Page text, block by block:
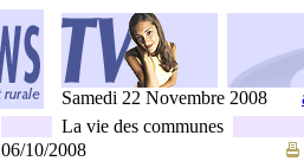
Samedi 22 Novembre 2008
La vie des communes
06/10/2008